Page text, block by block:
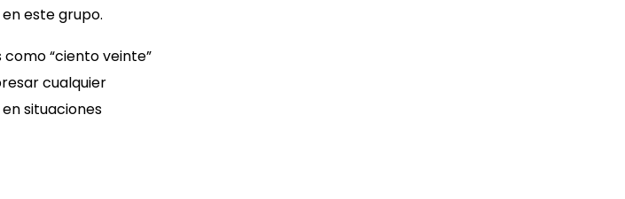
este grupo.
“ciento veinte”
cualquier
situaciones